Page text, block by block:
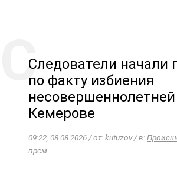
Следователи начали
по факту избиения
Кемерове
09:22, 08.08.2026 / от: kutuzov / в:
прсм.